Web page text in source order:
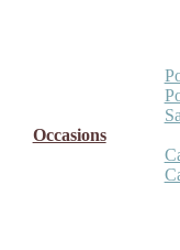
Occasions